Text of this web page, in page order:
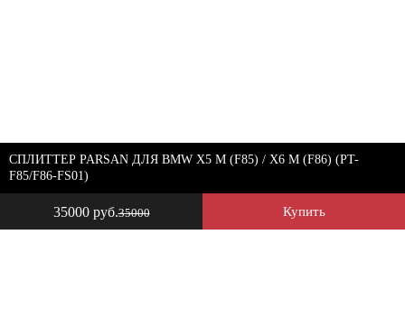
35000 руб.35000 Купить
СПЛИТТЕР PARSAN ДЛЯ BMW X5 M (F85) / X6 M (F86) (PT-
F85/F86-FS01)